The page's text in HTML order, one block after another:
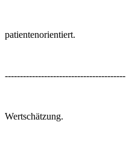
patientenorientiert.
----------------------------------------
Wertschätzung.